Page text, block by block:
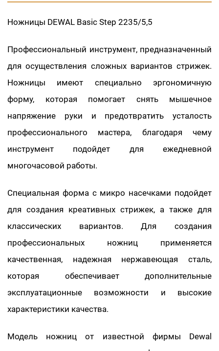
Ножницы DEWAL Basic Step 2235/5,5
Профессиональный инструмент, предназначенный
для осуществления сложных вариантов стрижек.
Ножницы имеют специально эргономичную
форму, которая помогает снять мышечное
напряжение руки и предотвратить усталость
профессионального мастера, благодаря чему
инструмент подойдет для ежедневной
многочасовой работы.
Специальная форма с микро насечками подойдет
для создания креативных стрижек, а также для
классических вариантов. Для создания
профессиональных ножниц применяется
качественная, надежная нержавеющая сталь,
которая обеспечивает дополнительные
эксплуатационные возможности и высокие
характеристики качества.
Модель ножниц от известной фирмы Dewal